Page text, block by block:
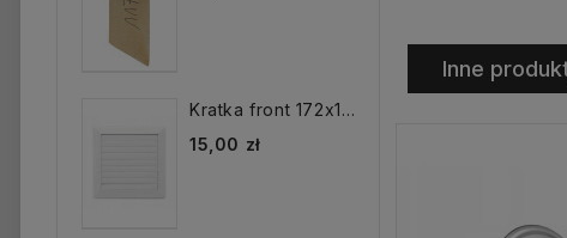
Kratka front 172x172 mm...
15,00 zł
Inne